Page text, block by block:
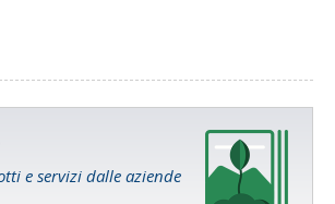
e servizi dalle aziende